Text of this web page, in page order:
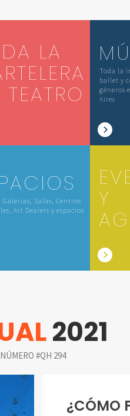
LA
TEATRO
Toda la
ballet y
géneros
Aires
Galerías, Salas, Centros
Art Dealers y espacios
Y
2021
#QH 294
¿CÓMO